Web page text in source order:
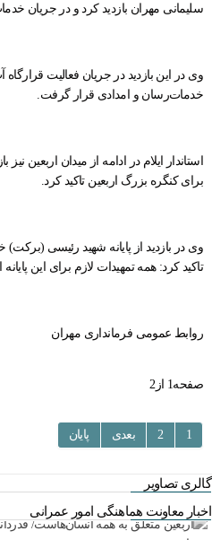
سلیمانی مهران بازدید کرد و در جریان
وی در این بازدید در جریان فعالیت‌
خدمات‌رسان و امدادی قرار گرفت.
استاندار ایلام در ادامه از میدان اربعین
برای کنگره بزرگ اربعین تاکید کرد.‌
وی در بازدید از پایانه شهید رئیسی (برکت)
تاکید کرد: همه تمهیدات لازم برای این پایانه
روابط عمومی فرمانداری مهران
صفحه1 از2
1
2 بعدی پایان
گالری تصاویر
اخبار معاونت هماهنگی امور عمرانی